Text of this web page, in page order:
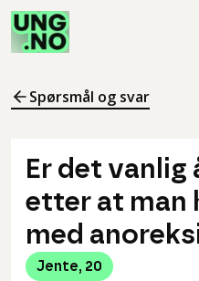
Spørsmål og svar
Er det vanlig
etter at man
med
Jente, 20